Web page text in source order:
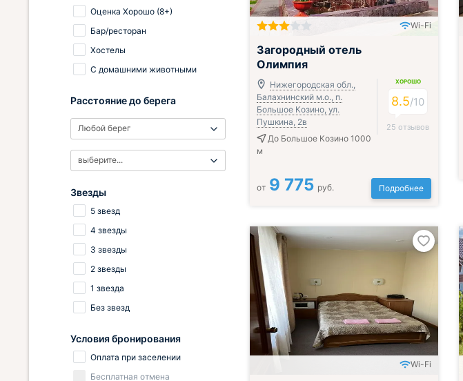
Включён завтрак, обед и ужин
Wi-Fi
Загородный отель
Олимпия
Нижегородская обл.,
Балахнинский м.о., п.
Большое Козино, ул.
Пушкина, 2в
До Большое Козино 1000
м
ХОРОШО
8.5/10
25 отзывов
от 9 775 руб. Подробнее
Wi-Fi
Оценка Хорошо (8+)
Бар/ресторан
Хостелы
С домашними животными
Расстояние до берега
Любой берег
выберите...
Звезды
5 звезд
4 звезды
3 звезды
2 звезды
1 звезда
Без звезд
Условия бронирования
Оплата при заселении
Бесплатная отмена